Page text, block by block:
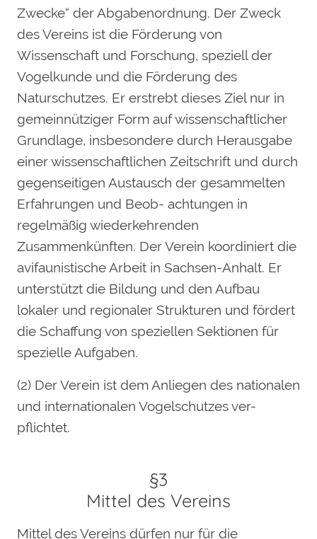
Zwecke“ der Abgabenordnung. Der Zweck
des Vereins ist die Förderung von
Wissenschaft und Forschung, speziell der
Vogelkunde und die Förderung des
Naturschutzes. Er erstrebt dieses Ziel nur in
gemeinnütziger Form auf wissenschaftlicher
Grundlage, insbesondere durch Herausgabe
einer wissenschaftlichen Zeitschrift und durch
gegenseitigen Austausch der gesammelten
Erfahrungen und Beob- achtungen in
regelmäßig wiederkehrenden
Zusammenkünften. Der Verein koordiniert die
avifaunistische Arbeit in Sachsen-Anhalt. Er
unterstützt die Bildung und den Aufbau
lokaler und regionaler Strukturen und fördert
die Schaffung von speziellen Sektionen für
spezielle Aufgaben.
(2) Der Verein ist dem Anliegen des nationalen
und internationalen Vogelschutzes ver-
pflichtet.
§3
Mittel des Vereins
Mittel des Vereins dürfen nur für die